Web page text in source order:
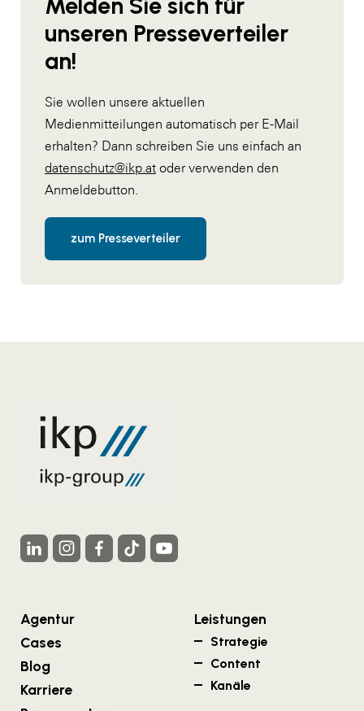
unseren Presseverteiler
an!
Sie wollen unsere aktuellen
Medienmitteilungen automatisch per E-Mail
erhalten? Dann schreiben Sie uns einfach an
datenschutz@ikp.at oder verwenden den
Anmeldebutton.
zum Presseverteiler
Agentur
Cases
Blog
Karriere
Leistungen
Strategie
Content
Kanäle